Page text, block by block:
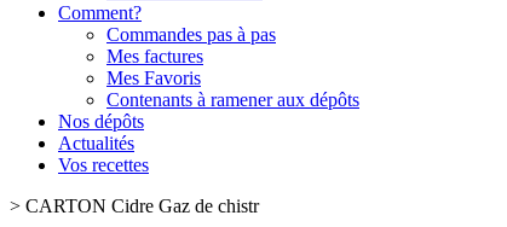
Comment?
Commandes pas à pas
Mes factures
Mes Favoris
Contenants à ramener aux dépôts
Nos dépôts
Actualités
Vos recettes
> CARTON Cidre Gaz de chistr